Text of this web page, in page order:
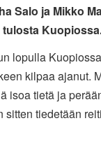
Salo ja Mikko
lopulla
kilpaa ajanut.
isoa tietä ja
sitten tiedetään